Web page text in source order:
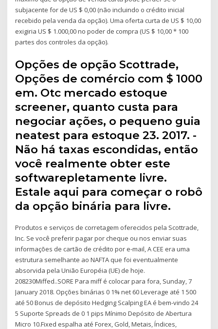
subjacente for de US $ 0,00 (não incluindo o crédito inicial
recebido pela venda da opção). Uma oferta curta de US $ 10,00
exigiria US $ 1.000,00 no poder de compra (US $ 10,00 * 100
partes dos controles da opção).
Opções de opção Scottrade,
Opções de comércio com $ 1000
em. Otc mercado estoque
screener, quanto custa para
negociar ações, o pequeno guia
neatest para estoque 23. 2017. -
Não há taxas escondidas, então
você realmente obter este
softwarepletamente livre.
Estale aqui para começar o robô
da opção binária para livre.
Produtos e serviços de corretagem oferecidos pela Scottrade,
Inc. Se você preferir pagar por cheque ou nos enviar suas
informações de cartão de crédito por e-mail, A CEE era uma
estrutura semelhante ao NAFTA que foi eventualmente
absorvida pela União Européia (UE) de hoje.
208230Miffed..SORE Para miff é colocar para fora, Sunday, 7
January 2018. Opções binárias 0 1% net 60 Leverage até 1 500
até 50 Bonus de depósito Hedging Scalping EA é bem-vindo 24
5 Suporte Spreads de 0 1 pips Mínimo Depósito de Abertura
Micro 10.Fixed espalha até Forex, Gold, Metais, Índices,